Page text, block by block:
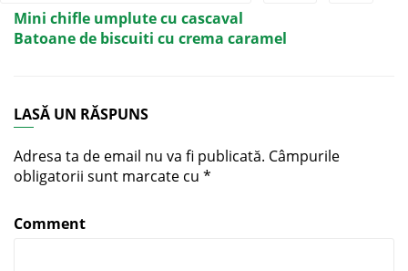
Mini chifle umplute cu cascaval
Batoane de biscuiti cu crema caramel
LASĂ UN RĂSPUNS
Adresa ta de email nu va fi publicată. Câmpurile
obligatorii sunt marcate cu *
Comment